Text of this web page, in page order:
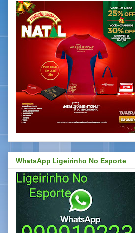
WhatsApp Ligeirinho No Esporte